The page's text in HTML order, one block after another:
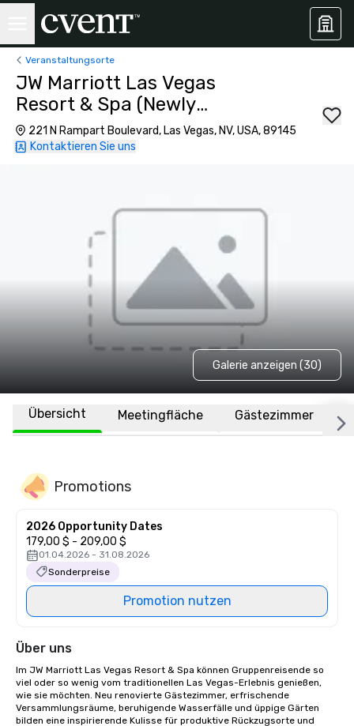
Veranstaltungsorte
JW Marriott Las Vegas
Resort & Spa (Newly
Renovated)
221 N Rampart Boulevard, Las Vegas, NV, USA, 89145
Kontaktieren Sie uns
Galerie anzeigen (30)
Übersicht Meetingfläche Gästezimmer
Promotions
2026 Opportunity Dates
179,00 $ - 209,00 $
01.04.2026 - 31.08.2026
Sonderpreise
Promotion nutzen
Über uns
Im JW Marriott Las Vegas Resort & Spa können Gruppenreisende so
viel oder so wenig vom traditionellen Las Vegas-Erlebnis genießen,
wie sie möchten. Neu renovierte Gästezimmer, erfrischende
Versammlungsräume, beruhigende Wasserfälle und üppige Gärten
bilden eine inspirierende Kulisse für produktive Rückzugsorte und